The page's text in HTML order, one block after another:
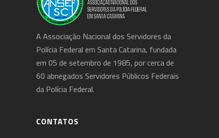
A Associação Nacional dos Servidores da
Polícia Federal em Santa Catarina, fundada
em 05 de setembro de 1985, por cerca de
60 abnegados Servidores Públicos Federais
da Polícia Federal.
CONTATOS